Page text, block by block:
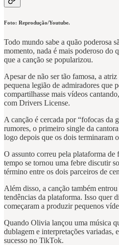
Foto: Reprodução/Youtube.
Todo mundo sabe a quão poderosa
momento, nada é mais poderoso do
que a canção se popularizou.
Apesar de não ser tão famosa, a
pequena legião de admiradores que
compartilhasse mais vídeos
com Drivers License.
A canção é cercada por “fofocas da
rumores, o primeiro single da
logo depois que os dois terminaram
O assunto correu pela plataforma de
tempo se tornou uma febre discutir
término entre os dois parceiros de
Além disso, a canção também
tendências da plataforma. Isso quer
começaram a produzir pequenos
Quando Olivia lançou uma música
dublagem e interpretações variadas,
sucesso no TikTok.